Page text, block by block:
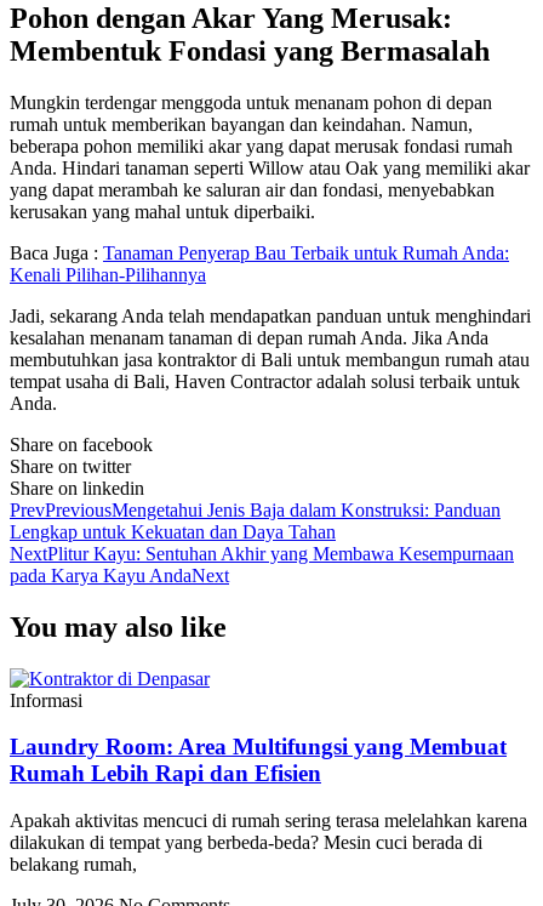
Pohon dengan Akar Yang Merusak:
Membentuk Fondasi yang Bermasalah
Mungkin terdengar menggoda untuk menanam pohon di depan
rumah untuk memberikan bayangan dan keindahan. Namun,
beberapa pohon memiliki akar yang dapat merusak fondasi rumah
Anda. Hindari tanaman seperti Willow atau Oak yang memiliki akar
yang dapat merambah ke saluran air dan fondasi, menyebabkan
kerusakan yang mahal untuk diperbaiki.
Baca Juga : Tanaman Penyerap Bau Terbaik untuk Rumah Anda:
Kenali Pilihan-Pilihannya
Jadi, sekarang Anda telah mendapatkan panduan untuk menghindari
kesalahan menanam tanaman di depan rumah Anda. Jika Anda
membutuhkan jasa kontraktor di Bali untuk membangun rumah atau
tempat usaha di Bali, Haven Contractor adalah solusi terbaik untuk
Anda.
Share on facebook
Share on twitter
Share on linkedin
PrevPreviousMengetahui Jenis Baja dalam Konstruksi: Panduan
Lengkap untuk Kekuatan dan Daya Tahan
NextPlitur Kayu: Sentuhan Akhir yang Membawa Kesempurnaan
pada Karya Kayu AndaNext
You may also like
Informasi
Laundry Room: Area Multifungsi yang Membuat
Rumah Lebih Rapi dan Efisien
Apakah aktivitas mencuci di rumah sering terasa melelahkan karena
dilakukan di tempat yang berbeda-beda? Mesin cuci berada di
belakang rumah,